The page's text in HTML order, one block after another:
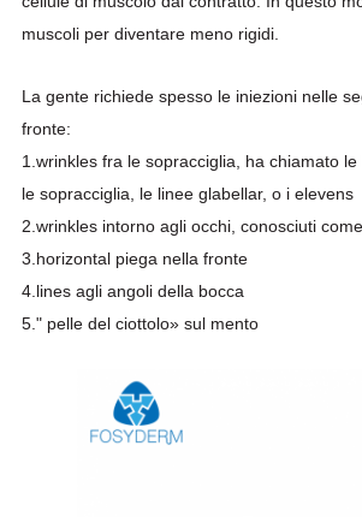
muscoli per diventare meno rigidi.
La gente richiede spesso le iniezioni nelle
fronte:
1.wrinklesfra le sopracciglia, ha chiamato
le sopracciglia, le linee glabellar, o i elevens
2.wrinkles intorno agli occhi, conosciuti
3.horizontal piega nella fronte
4.lines agli angoli della bocca
5." pelle del ciottolo» sul mento